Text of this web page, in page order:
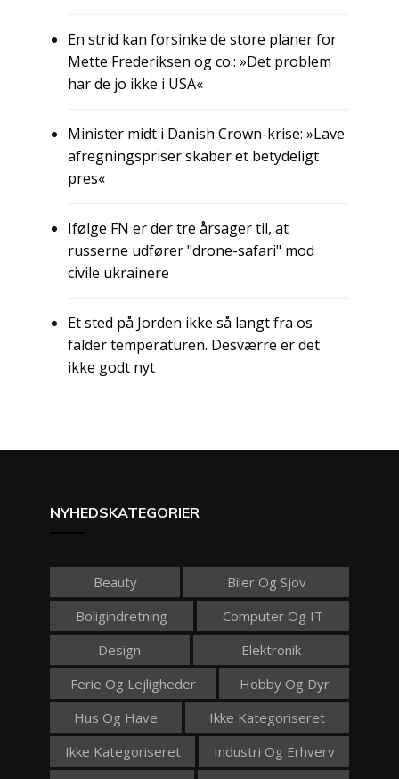
En strid kan forsinke de store planer for
Mette Frederiksen og co.: »Det problem
har de jo ikke i USA«
Minister midt i Danish Crown-krise: »Lave
afregningspriser skaber et betydeligt
pres«
Ifølge FN er der tre årsager til, at
russerne udfører "drone-safari" mod
civile ukrainere
Et sted på Jorden ikke så langt fra os
falder temperaturen. Desværre er det
ikke godt nyt
NYHEDSKATEGORIER
Beauty
Biler Og Sjov
Boligindretning
Computer Og IT
Design
Elektronik
Ferie Og Lejligheder
Hobby Og Dyr
Hus Og Have
Ikke Kategoriseret
Ikke Kategoriseret
Industri Og Erhverv